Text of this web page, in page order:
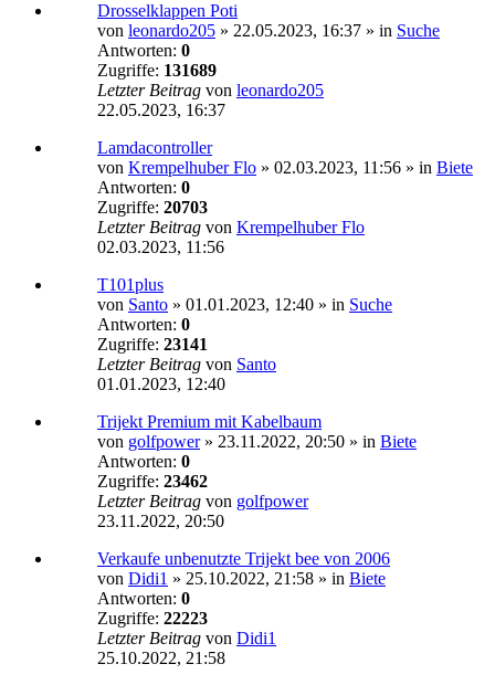
Drosselklappen Poti
von leonardo205 » 22.05.2023, 16:37 » in Suche
Antworten: 0
Zugriffe: 131689
Letzter Beitrag von leonardo205
22.05.2023, 16:37
Lamdacontroller
von Krempelhuber Flo » 02.03.2023, 11:56 » in Biete
Antworten: 0
Zugriffe: 20703
Letzter Beitrag von Krempelhuber Flo
02.03.2023, 11:56
T101plus
von Santo » 01.01.2023, 12:40 » in Suche
Antworten: 0
Zugriffe: 23141
Letzter Beitrag von Santo
01.01.2023, 12:40
Trijekt Premium mit Kabelbaum
von golfpower» 23.11.2022, 20:50 » in Biete
Antworten: 0
Zugriffe: 23462
Letzter Beitrag von golfpower
23.11.2022, 20:50
Verkaufe unbenutzte Trijekt bee von 2006
von Didi1 » 25.10.2022, 21:58 » in Biete
Antworten: 0
Zugriffe: 22223
Letzter Beitrag von Didi1
25.10.2022, 21:58